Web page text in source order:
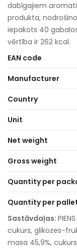
dabīgajiem
produkta,
iepakots 40
vērtība ir 262 kcal.
EAN code
Manufacturer
Country
Unit
Net weight
Gross weight
Quantity per
Quantity per
Sastāvdaļas:
cukurs, glikozes-
masa 45,9%,